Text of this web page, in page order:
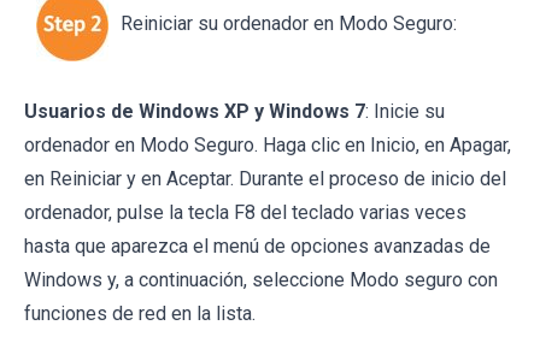
Reiniciar su ordenador en Modo Seguro:
Usuarios de Windows XP y Windows 7: Inicie su
ordenador en Modo Seguro. Haga clic en Inicio, en Apagar,
en Reiniciar y en Aceptar. Durante el proceso de inicio del
ordenador, pulse la tecla F8 del teclado varias veces
hasta que aparezca el menú de opciones avanzadas de
Windows y, a continuación, seleccione Modo seguro con
funciones de red en la lista.